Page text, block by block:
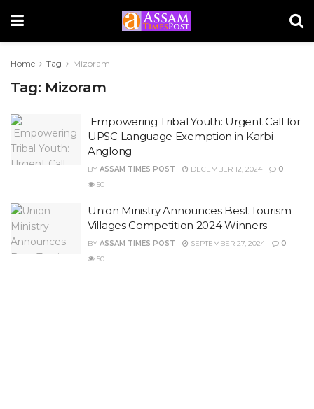
Home Tag Mizoram
Tag: Mizoram
Empowering Tribal Youth: Urgent Call for
UPSC Language Exemption in Karbi
Anglong
BY ASSAM TIMES POST DECEMBER 12, 2024
0
50
Union Ministry Announces Best Tourism
Villages Competition 2024 Winners
BY ASSAM TIMES POST SEPTEMBER 27, 2024
0
50